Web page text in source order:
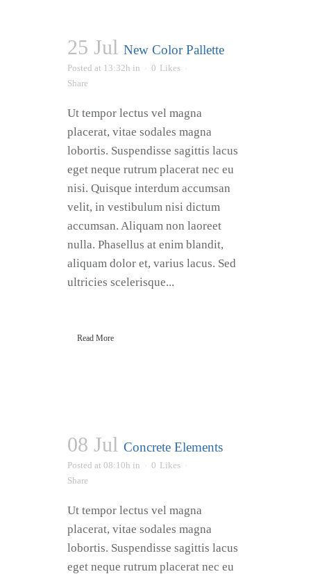
25 Jul New Color Pallette
Posted at 13:32h in 0 Likes
Share
Ut tempor lectus vel magna
placerat, vitae sodales magna
lobortis. Suspendisse sagittis lacus
eget neque rutrum placerat nec eu
nisi. Quisque interdum accumsan
velit, in vestibulum nisi dictum
accumsan. Aliquam non laoreet
nulla. Phasellus at enim blandit,
aliquam dolor et, varius lacus. Sed
ultricies scelerisque...
Read More
08 Jul Concrete Elements
Posted at 08:10h in 0 Likes
Share
Ut tempor lectus vel magna
placerat, vitae sodales magna
lobortis. Suspendisse sagittis lacus
eget neque rutrum placerat nec eu